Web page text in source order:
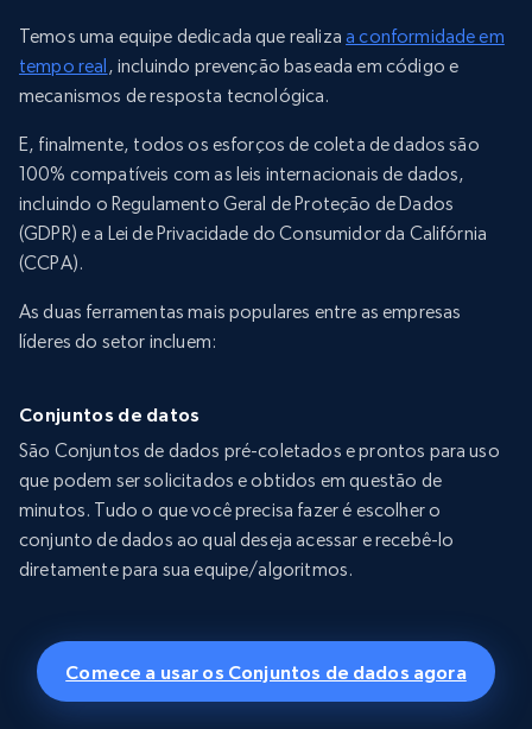
Temos uma equipe dedicada que realizaa conformidade em
tempo real , incluindo prevenção baseada em código e
mecanismos de resposta tecnológica.
E, finalmente, todos os esforços de coleta de dados são
100% compatíveis com as leis internacionais de dados,
incluindo o Regulamento Geral de Proteção de Dados
(GDPR) e a Lei de Privacidade do Consumidor da Califórnia
(CCPA).
As duas ferramentas mais populares entre as empresas
líderes do setor incluem:
Conjuntos de datos
São Conjuntos de dados pré-coletados e prontos para uso
que podem ser solicitados e obtidos em questão de
minutos. Tudo o que você precisa fazer é escolher o
conjunto de dados ao qual deseja acessar e recebê-lo
diretamente para sua equipe/algoritmos.
Comece a usar os Conjuntos de dados agora